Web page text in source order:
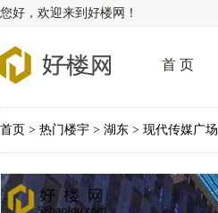
您好，欢迎来到好楼网！
首 页
首页 > 热门楼宇 > 湖东 > 现代传媒广场